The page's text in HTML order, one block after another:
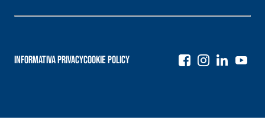
Informativa PrivacyCookie Policy